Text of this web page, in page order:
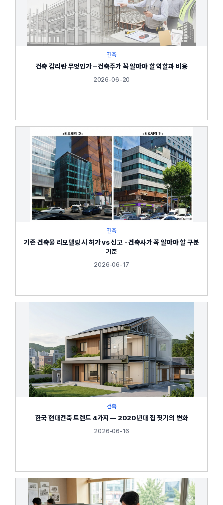
건축
건축 감리란 무엇인가 – 건축주가 꼭 알아야 할 역할과 비용
2026-06-20
건축
기존 건축물 리모델링 시 허가 vs 신고 - 건축사가 꼭 알아야 할 구분
기준
2026-06-17
건축
한국 현대건축 트렌드 4가지 — 2020년대 집 짓기의 변화
2026-06-16